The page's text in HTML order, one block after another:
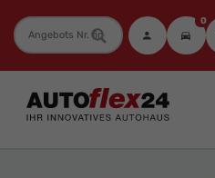
Fahrzeugnummer 0
Autoflex24
GmbH